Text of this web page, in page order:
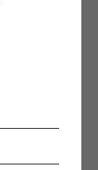
qu’il